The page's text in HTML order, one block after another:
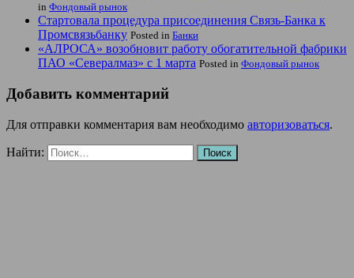
in Фондовый рынок
Стартовала процедура присоединения Связь-Банка к
Промсвязьбанку Posted in Банки
«АЛРОСА» возобновит работу обогатительной фабрики
ПАО «Севералмаз» с 1 марта Posted in Фондовый рынок
Добавить комментарий
Для отправки комментария вам необходимо авторизоваться.
Найти: